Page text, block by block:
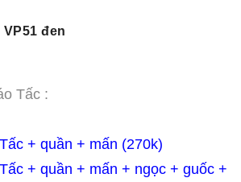
đen
Tấc :
+ quần + mấn (270k)
+ quần + mấn + ngọc + guốc +